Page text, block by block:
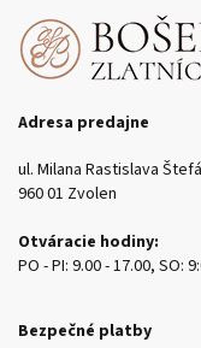
Adresa predajne
ul. Milana Rastislava
960 01 Zvolen
Otváracie hodiny:
PO - PI: 9.00 - 17.00, SO:
Bezpečné platby